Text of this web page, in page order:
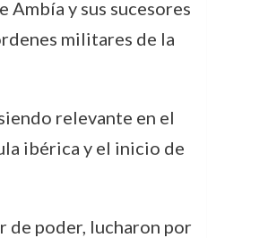
y sus sucesores
militares de la
relevante en el
ibérica y el inicio de
de poder, lucharon por